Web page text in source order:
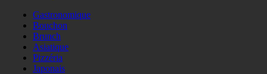
Gastronomique
Bouchon
Brunch
Asiatique
Pizzéria
Japonais